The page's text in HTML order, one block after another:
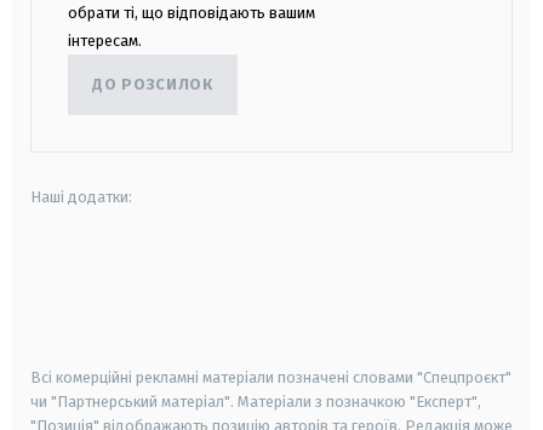
обрати ті, що відповідають вашим
інтересам.
ДО РОЗСИЛОК
Наші додатки:
Всі комерційні рекламні матеріали позначені словами "Спецпроєкт"
чи "Партнерський матеріал". Матеріали з позначкою "Експерт",
"Позиція" відображають позицію авторів та героїв. Редакція може